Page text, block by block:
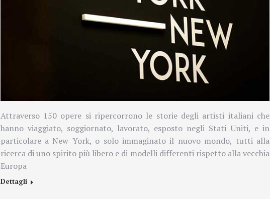
Attraverso 150 opere si ripercorrono le storie degli artisti italiani che
hanno viaggiato, soggiornato, lavorato, esposto negli Stati Uniti, e in
particolare a New York, o solo immaginato il nuovo mondo, tutti alla
ricerca di uno spirito più libero e di modelli differenti rispetto alla vecchia
Europa
Dettagli